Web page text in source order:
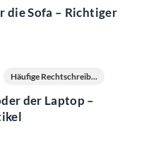
die Sofa – Richtiger
Häufige Rechtschreib...
der Laptop –